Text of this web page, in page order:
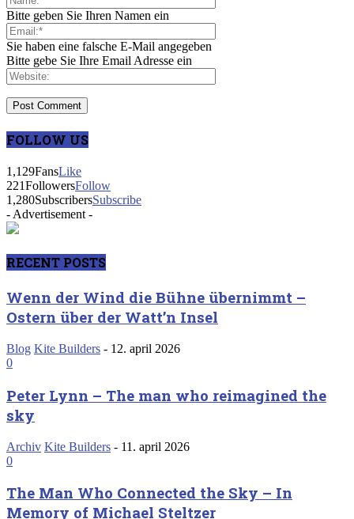
Bitte geben Sie Ihren Namen ein
Sie haben eine falsche E-Mail angegeben
Bitte gebe Sie Ihre Email Adresse ein
FOLLOW US
1,129FansLike
221FollowersFollow
1,280SubscribersSubscribe
- Advertisement -
RECENT POSTS
Wenn der Wind die Bühne übernimmt –
Ostern über der Watt’n Insel
Blog Kite Builders - 12. april 2026
0
Peter Lynn – The man who reimagined the
sky
Archiv Kite Builders - 11. april 2026
0
The Man Who Connected the Sky – In
Memory of Michael Steltzer